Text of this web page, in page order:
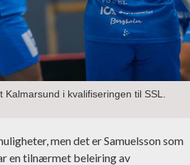
i kvalifiseringen til SSL.
men det er Samuelsson som
en tilnærmet beleiring av